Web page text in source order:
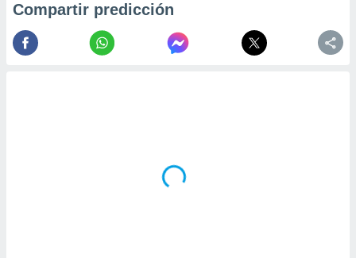
Compartir predicción